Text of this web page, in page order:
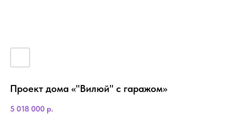
Проект дома «"Вилюй" с гаражом»
5 018 000 р.